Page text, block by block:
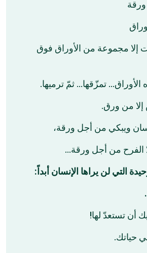
إلا مجموعة من الأوراق فوق
الأوراق… تمزّقها… ثمّ ترميها.
إلا من ورق.
ويبكي من أجل ورقة،
الفرح من أجل ورقة…
التي لن يراها الإنسان أبداً:
أن تستعدّ لها!
حياتك.